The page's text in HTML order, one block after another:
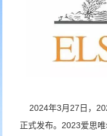
2024年3 月 27 日，
正式发布。 2023爱思